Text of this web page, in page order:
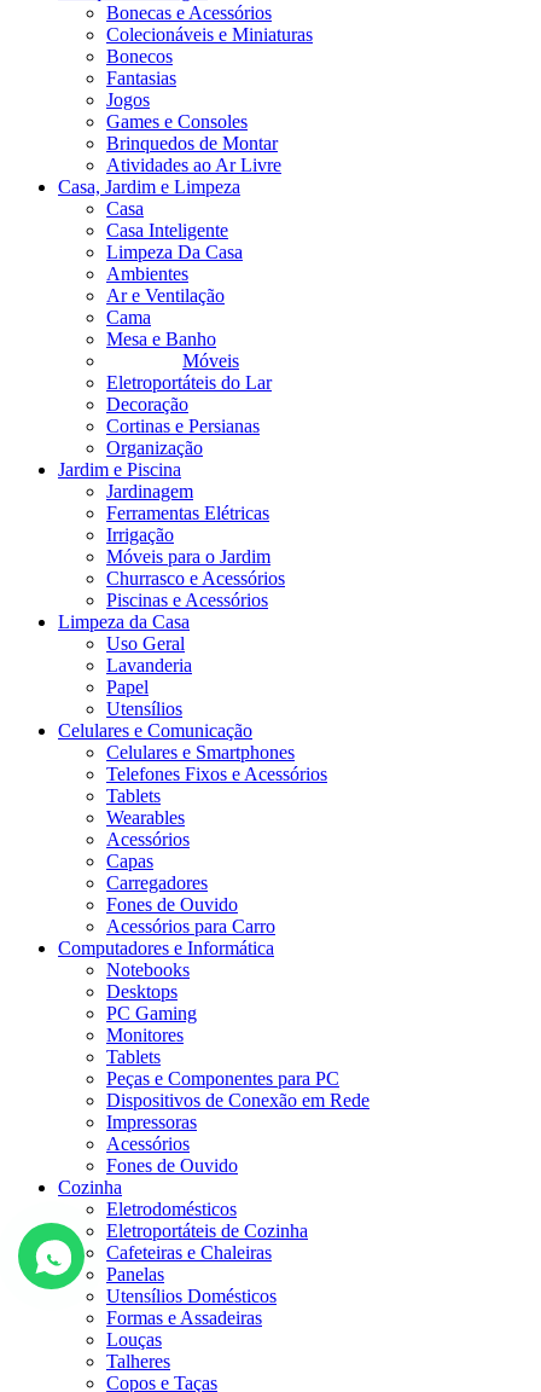
Bonecas e Acessórios
Colecionáveis e Miniaturas
Bonecos
Fantasias
Jogos
Games e Consoles
Brinquedos de Montar
Atividades ao Ar Livre
Casa, Jardim e Limpeza
Casa
Casa Inteligente
Limpeza Da Casa
Ambientes
Ar e Ventilação
Cama
Mesa e Banho
Móveis
Eletroportáteis do Lar
Decoração
Cortinas e Persianas
Organização
Jardim e Piscina
Jardinagem
Ferramentas Elétricas
Irrigação
Móveis para o Jardim
Churrasco e Acessórios
Piscinas e Acessórios
Limpeza da Casa
Uso Geral
Lavanderia
Papel
Utensílios
Celulares e Comunicação
Celulares e Smartphones
Telefones Fixos e Acessórios
Tablets
Wearables
Acessórios
Capas
Carregadores
Fones de Ouvido
Acessórios para Carro
Computadores e Informática
Notebooks
Desktops
PC Gaming
Monitores
Tablets
Peças e Componentes para PC
Dispositivos de Conexão em Rede
Impressoras
Acessórios
Fones de Ouvido
Cozinha
Eletrodomésticos
Eletroportáteis de Cozinha
Cafeteiras e Chaleiras
Panelas
Utensílios Domésticos
Formas e Assadeiras
Louças
Talheres
Copos e Taças